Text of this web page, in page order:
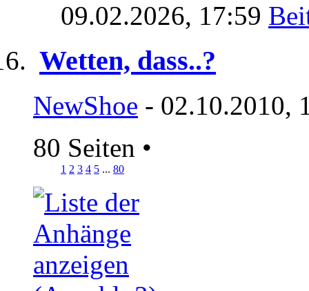
09.02.2026, 17:59
Wetten, dass..?
NewShoe - 02.10.2010,
80 Seiten •
1 2 3 4 5 ... 80